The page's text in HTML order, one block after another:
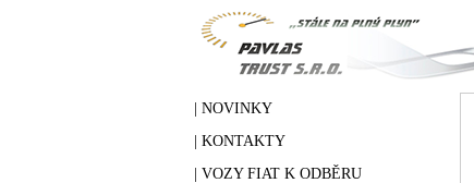
| NOVINKY
| KONTAKTY
| VOZY FIAT K ODBĚRU